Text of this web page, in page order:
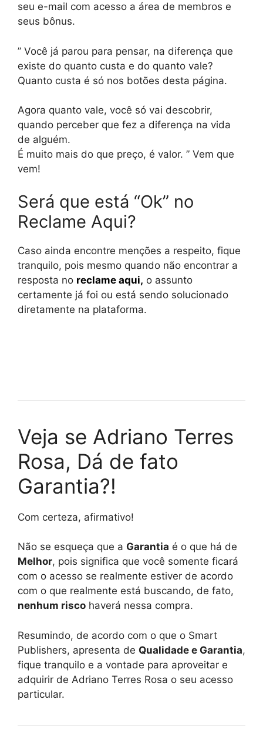
seu e-mail com acesso a área de membros e
seus bônus.
” Você já parou para pensar, na diferença que
existe do quanto custa e do quanto vale?
Quanto custa é só nos botões desta página.
Agora quanto vale, você só vai descobrir,
quando perceber que fez a diferença na vida
de alguém.
É muito mais do que preço, é valor. ” Vem que
vem!
Será que está “Ok” no
Reclame Aqui?
Caso ainda encontre menções a respeito, fique
tranquilo, pois mesmo quando não encontrar a
resposta no reclame aqui, o assunto
certamente já foi ou está sendo solucionado
diretamente na plataforma.
Veja se Adriano Terres
Rosa, Dá de fato
Garantia?!
Com certeza, afirmativo!
Não se esqueça que a Garantia é o que há de
Melhor, pois significa que você somente ficará
com o acesso se realmente estiver de acordo
com o que realmente está buscando, de fato,
nenhum risco haverá nessa compra.
Resumindo, de acordo com o que o Smart
Publishers, apresenta de Qualidade e Garantia,
fique tranquilo e a vontade para aproveitar e
adquirir de Adriano Terres Rosa o seu acesso
particular.